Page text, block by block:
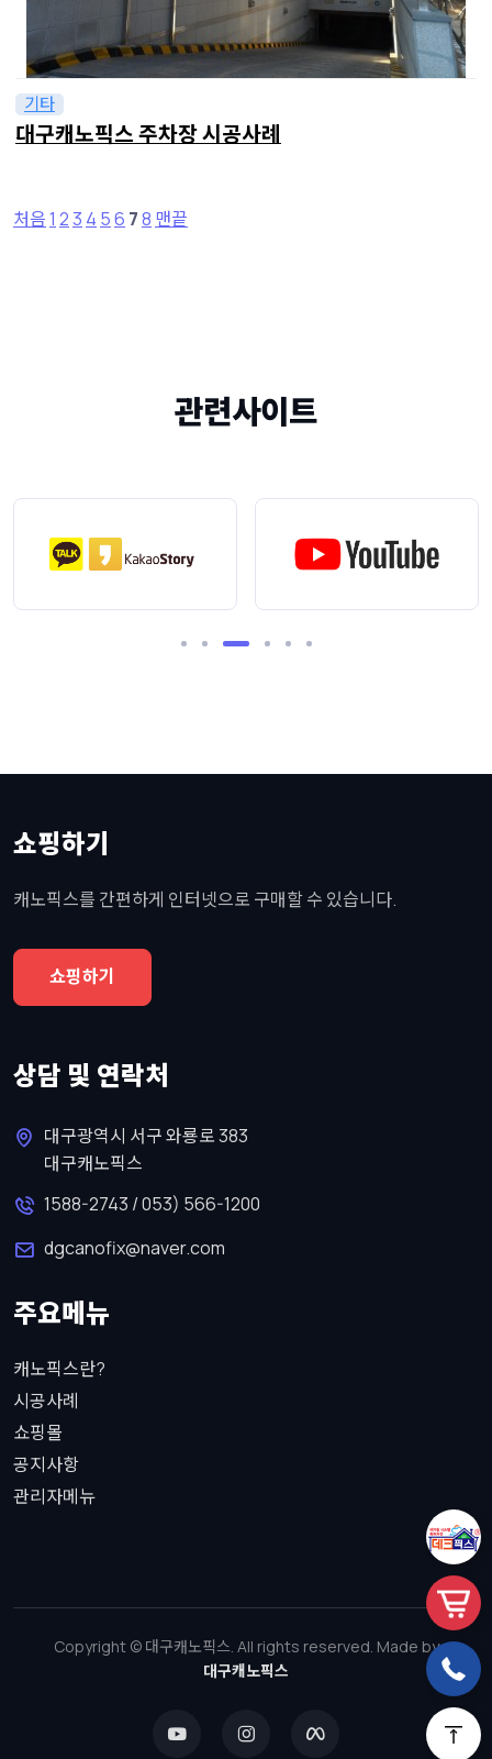
기타
대구캐노픽스 주차장 시공사례
처음1 23 4 56 78 맨끝
관련사이트
쇼핑하기
캐노픽스를 간편하게 인터넷으로 구매할 수 있습니다.
쇼핑하기
상담 및 연락처
대구광역시 서구 와룡로 383
대구캐노픽스
1588-2743 / 053) 566-1200
dgcanofix@naver.com
주요메뉴
캐노픽스란?
시공사례
쇼핑몰
공지사항
관리자메뉴
Copyright © 대구캐노픽스. All rights reserved. Made by
대구캐노픽스